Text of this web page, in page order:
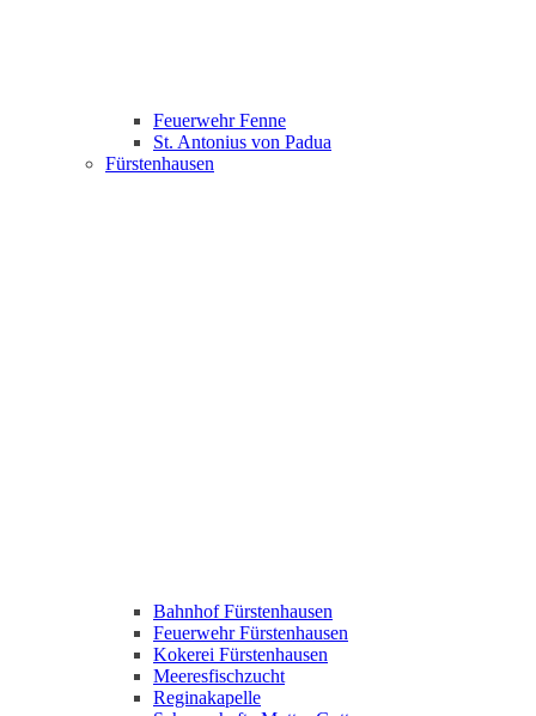
Feuerwehr Fenne
St. Antonius von Padua
Fürstenhausen
Bahnhof Fürstenhausen
Feuerwehr Fürstenhausen
Kokerei Fürstenhausen
Meeresfischzucht
Reginakapelle